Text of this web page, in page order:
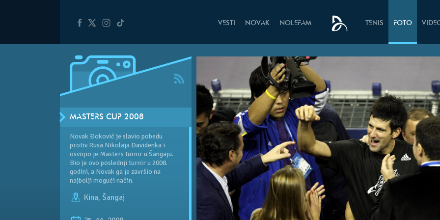
VESTI NOVAK NOLEFAM TENIS FOTO
MASTERS CUP 2008
Novak Đoković je slavio pobedu
protiv Rusa Nikolaja Davidenka i
osvojio je Masters turnir u Šangaju.
Bio je ovo poslednji turnir u 2008.
godini, a Novak ga je završio na
najbolji mogući način.
Kina, Šangaj